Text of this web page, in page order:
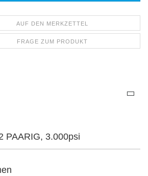
AUF DEN MERKZETTEL
FRAGE ZUM PRODUKT
PAARIG, 3.000psi